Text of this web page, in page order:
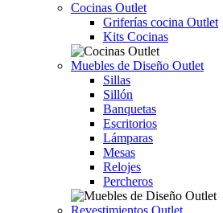
Cocinas Outlet
Griferías cocina Outlet
Kits Cocinas
Muebles de Diseño Outlet
Sillas
Sillón
Banquetas
Escritorios
Lámparas
Mesas
Relojes
Percheros
Revestimientos Outlet